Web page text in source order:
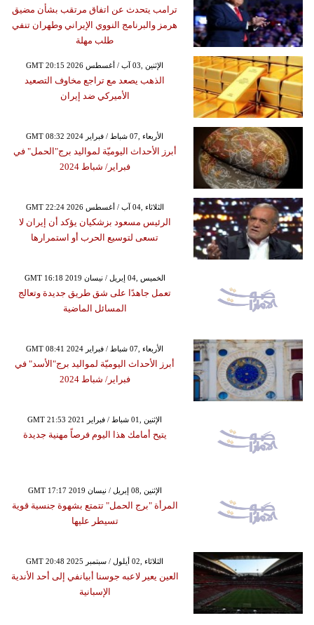
ترامب يتحدث عن اتفاق مرتقب بشأن مضيق
هرمز والبرنامج النووي الإيراني وطهران تنفي
طلب مهلة
GMT 20:15 2026 الإثنين ,03 آب / أغسطس
الذهب يصعد مع تراجع مخاوف التصعيد
الأميركي ضد إيران
GMT 08:32 2024 الأربعاء ,07 شباط / فبراير
أبرز الأحداث اليوميّة لمواليد برج"الحمل" في
فبراير/ شباط 2024
GMT 22:24 2026 الثلاثاء ,04 آب / أغسطس
الرئيس مسعود بزشكيان يؤكد أن إيران لا
تسعى لتوسيع الحرب أو استمرارها
GMT 16:18 2019 الخميس ,04 إبريل / نيسان
تعمل جاهدًا على شق طريق جديدة وتعالج
المسائل الماضية
GMT 08:41 2024 الأربعاء ,07 شباط / فبراير
أبرز الأحداث اليوميّة لمواليد برج"الأسد" في
فبراير/ شباط 2024
GMT 21:53 2021 الإثنين ,01 شباط / فبراير
يتيح أمامك هذا اليوم فرصاً مهنية جديدة
GMT 17:17 2019 الإثنين ,08 إبريل / نيسان
المرأة "برج الحمل" تتمتع بشهوة جنسية قوية
تسيطر عليها
GMT 20:48 2025 الثلاثاء ,02 أيلول / سبتمبر
العين يعير لاعبه جوسنا أبيانفي إلى أحد الأندية
الإسبانية